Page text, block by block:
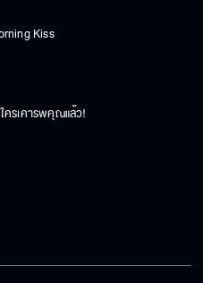
Kiss
ครเคารพคุณแล้ว!
เป็นเมียถูกต้องตามกฎหมายแล้วนะ